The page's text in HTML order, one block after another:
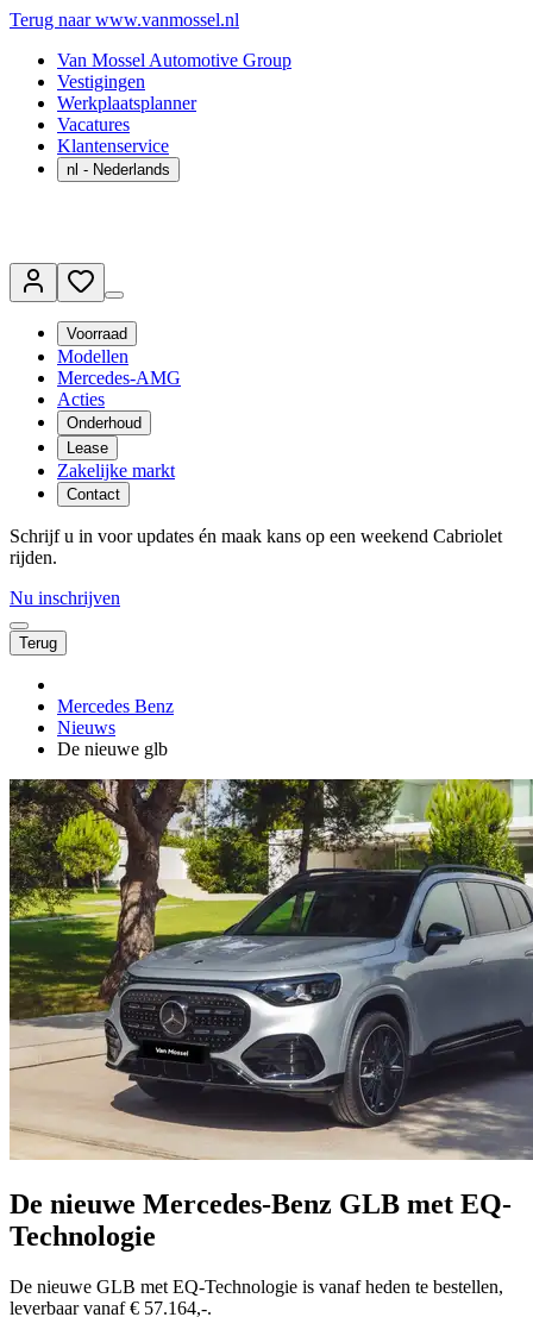
Terug naar www.vanmossel.nl
Van Mossel Automotive Group
Vestigingen
Werkplaatsplanner
Vacatures
Klantenservice
nl - Nederlands
Voorraad
Modellen
Mercedes-AMG
Acties
Onderhoud
Lease
Zakelijke markt
Contact
Schrijf u in voor updates én maak kans op een weekend Cabriolet
rijden.
Nu inschrijven
Terug
Mercedes Benz
Nieuws
De nieuwe glb
De nieuwe Mercedes-Benz GLB met EQ-
Technologie
De nieuwe GLB met EQ-Technologie is vanaf heden te bestellen,
leverbaar vanaf € 57.164,-.